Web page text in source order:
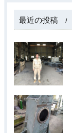
最近の投稿